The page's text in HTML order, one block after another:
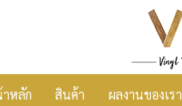
หลัก สินค้า ผลงานของเรา